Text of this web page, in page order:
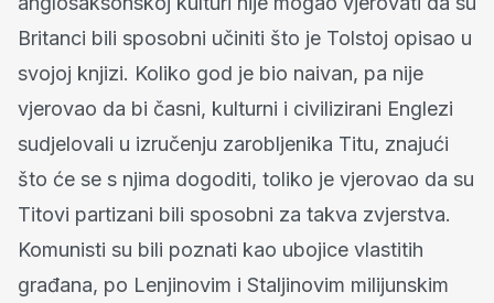
Britanci bili sposobni učiniti što je Tolstoj opisao u
svojoj knjizi. Koliko god je bio naivan, pa nije
vjerovao da bi časni, kulturni i civilizirani Englezi
sudjelovali u izručenju zarobljenika Titu, znajući
što će se s njima dogoditi, toliko je vjerovao da su
Titovi partizani bili sposobni za takva zvjerstva.
Komunisti su bili poznati kao ubojice vlastitih
građana, po Lenjinovim i Staljinovim milijunskim